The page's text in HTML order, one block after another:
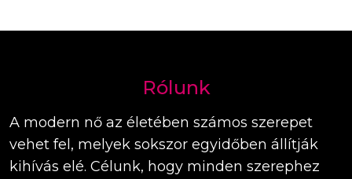
Rólunk
A modern nő az életében számos szerepet
vehet fel, melyek sokszor egyidőben állítják
kihívás elé. Célunk, hogy minden szerephez